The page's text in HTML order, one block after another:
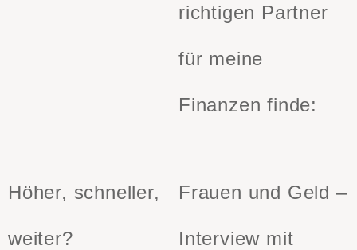
richtigen Partner
für meine
Finanzen finde:
Höher, schneller,
weiter?
Frauen und Geld –
Interview mit